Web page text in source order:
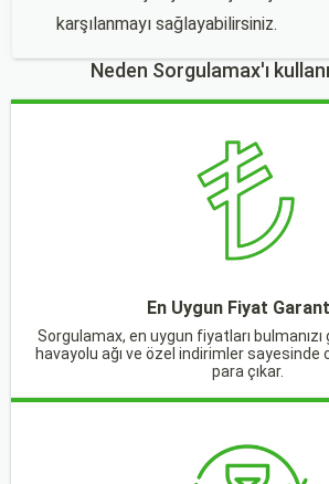
karşılanmayı sağlayabilirsiniz.
Neden Sorgulamax'ı
En Uygun Fiyat
Sorgulamax, en uygun fiyatları
havayolu ağı ve özel indirimler sayesinde
para çıkar.